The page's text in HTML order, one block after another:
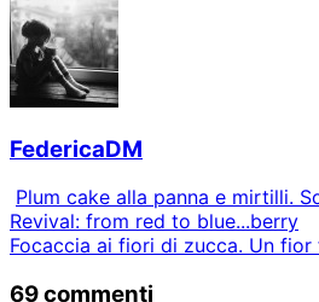
FedericaDM
Plum cake alla panna e mirtilli.
Revival: from red to blue...berry
Focaccia ai fiori di zucca. Un fior
69 commenti